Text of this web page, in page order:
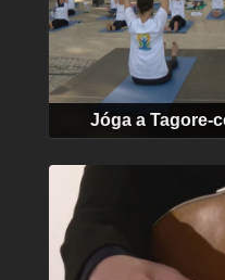
Jóga a Tagore-